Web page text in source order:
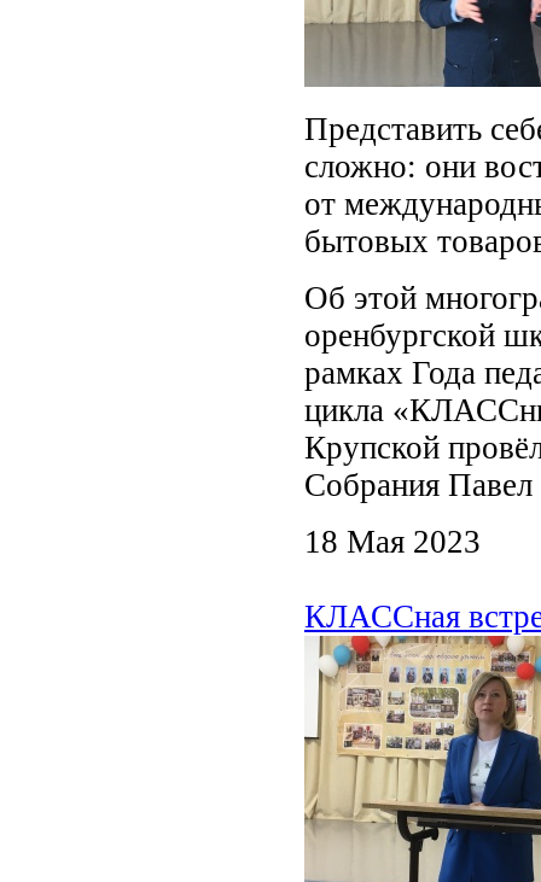
Представить
сложно: они
от
бытовых
Об этой
оренбургской
рамках Года
цикла
Крупской
Собрания
18 Мая 2023
КЛАССная